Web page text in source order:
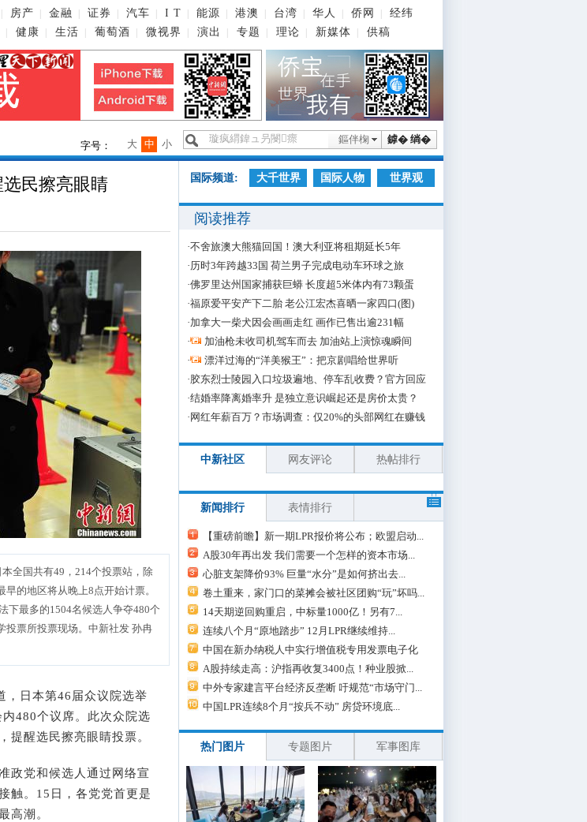
房产 金融 证券 汽车 I T 能源 港澳 台湾 华人 侨网
经纬
健康 生活 葡萄酒 微视界 演出 专题 理论 新媒体 供稿
鎼� 绱�
鏂伴椈
字号： 小
中
大
民擦亮眼睛
全国共有49，214个投票站，除
的地区将从晚上8点开始计票。
下最多的1504名候选人争夺480个
投票所投票现场。中新社发 孙冉
，日本第46届众议院选举
480个议席。此次众院选
提醒选民擦亮眼睛投票。
党和候选人通过网络宣
触。15日，各党党首更是
高潮。
国际频道: 大千世界 国际人物 世界观
阅读推荐
·不舍旅澳大熊猫回国！澳大利亚将租期延长5年
·历时3年跨越33国 荷兰男子完成电动车环球之旅
·佛罗里达州国家捕获巨蟒 长度超5米体内有73颗蛋
·福原爱平安产下二胎 老公江宏杰喜晒一家四口(图)
·加拿大一柴犬因会画画走红 画作已售出逾231幅
·
加油枪未收司机驾车而去 加油站上演惊魂瞬间
·
漂洋过海的“洋美猴王”：把京剧唱给世界听
·胶东烈士陵园入口垃圾遍地、停车乱收费？官方回应
·结婚率降离婚率升 是独立意识崛起还是房价太贵？
· 网红年薪百万？市场调查：仅20%的头部网红在赚钱
中新社区 网友评论 热帖排行
新闻排行 表情排行
【重磅前瞻】新一期LPR报价将公布；欧盟启动...
A股30年再出发 我们需要一个怎样的资本市场...
心脏支架降价93% 巨量“水分”是如何挤出去...
卷土重来，家门口的菜摊会被社区团购“玩”坏吗...
14天期逆回购重启，中标量1000亿！另有7...
连续八个月“原地踏步” 12月LPR继续维持...
中国在新办纳税人中实行增值税专用发票电子化
A股持续走高：沪指再收复3400点！种业股掀...
中外专家建言平台经济反垄断 吁规范“市场守门...
中国LPR连续8个月“按兵不动” 房贷环境底...
热门图片 专题图片 军事图库